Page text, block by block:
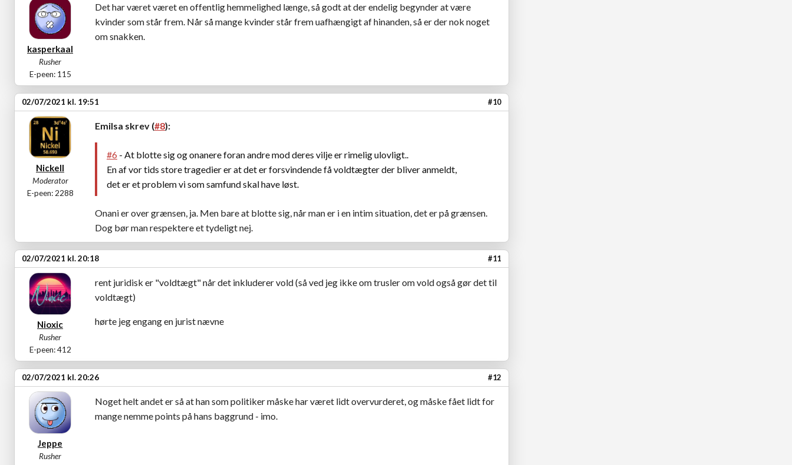
kasperkaal
Rusher
E-peen: 115
Det har været været en offentlig hemmelighed længe, så godt at der endelig begynder at være
kvinder som står frem. Når så mange kvinder står frem uafhængigt af hinanden, så er der nok noget
om snakken.
02/07/2021 kl. 19:51 #10
Nickell
Moderator
E-peen: 2288
Emilsa skrev (#8):
#6 - At blotte sig og onanere foran andre mod deres vilje er rimelig ulovligt..
En af vor tids store tragedier er at det er forsvindende få voldtægter der bliver anmeldt,
det er et problem vi som samfund skal have løst.
Onani er over grænsen, ja. Men bare at blotte sig, når man er i en intim situation, det er på grænsen.
Dog bør man respektere et tydeligt nej.
02/07/2021 kl. 20:18 #11
Nioxic
Rusher
E-peen: 412
rent juridisk er "voldtægt" når det inkluderer vold (så ved jeg ikke om trusler om vold også gør det til
voldtægt)
hørte jeg engang en jurist nævne
02/07/2021 kl. 20:26 #12
Jeppe
Rusher
Noget helt andet er så at han som politiker måske har været lidt overvurderet, og måske fået lidt for
mange nemme points på hans baggrund - imo.